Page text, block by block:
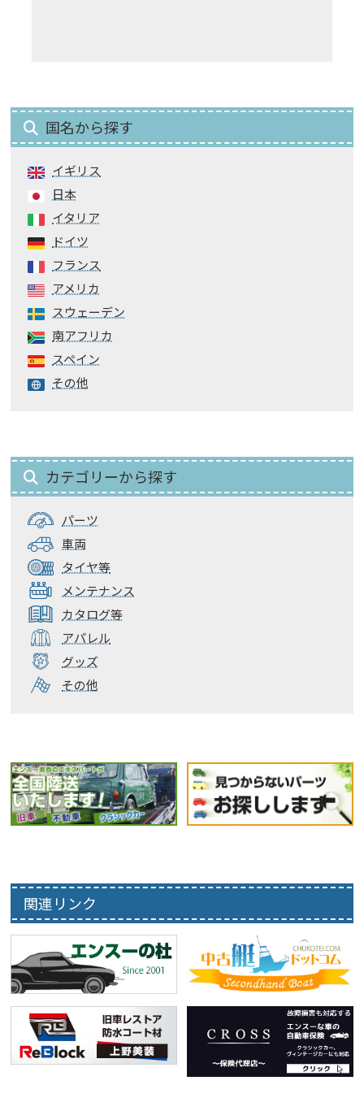
国名から探す
イギリス
日本
イタリア
ドイツ
フランス
アメリカ
スウェーデン
南アフリカ
スペイン
その他
カテゴリーから探す
パーツ
車両
タイヤ等
メンテナンス
カタログ等
アパレル
グッズ
その他
関連リンク